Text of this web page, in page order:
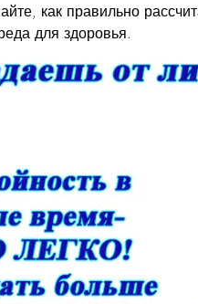
как правильно
для здоровья.